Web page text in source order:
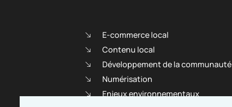
E-commerce local
Contenu local
Développement de la communauté
Numérisation
Enjeux environnementaux